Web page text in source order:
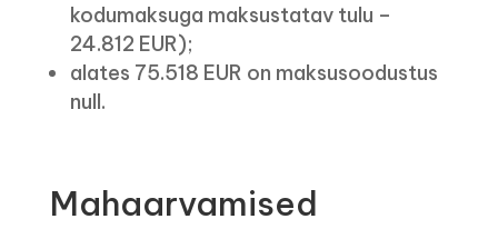
kodumaksuga maksustatav tulu –
24.812 EUR);
alates 75.518 EUR on maksusoodustus
null.
Mahaarvamised